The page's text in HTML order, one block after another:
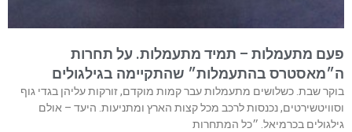
פעם מתעמלות – תמיד מתעמלות. על תחרות
ה״מאסטרס בהתעמלות״ שהתקיימה בגילגולים
בוקר שבת. כשלושים מתעמלות עבר קמות מוקדם, זורקות עליהן בגדי גוף
וסוויטשירטים, נכנסות לרכב מכל קצות הארץ ומתניעות. היעד – אולם
גילגולים בכרמיאל. ״כל המתחרות